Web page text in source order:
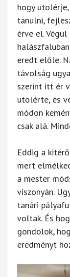
hogy
tanulni,
érve el.
eredt előle.
távolság
szerint itt ér
utolérte, és
módon
csak alá.
Eddig a
mert
a mester
viszonyán.
tanári
voltak. És
gondolok,
eredményt